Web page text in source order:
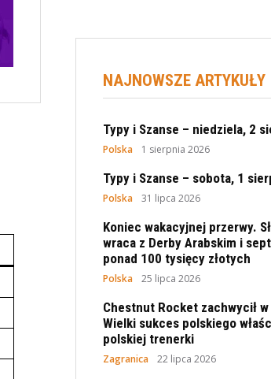
NAJNOWSZE ARTYKUŁY
Typy i Szanse – niedziela, 2
Polska 1 sierpnia 2026
Typy i Szanse – sobota, 1
Polska 31 lipca 2026
Koniec wakacyjnej przerwy.
wraca z Derby Arabskim i
ponad 100 tysięcy złotych
Polska 25 lipca 2026
Chestnut Rocket zachwycił
Wielki sukces polskiego
polskiej trenerki
Zagranica 22 lipca 2026